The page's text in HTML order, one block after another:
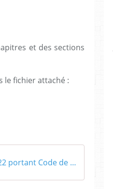
et des sections
le fichier attaché :
Loi no 2022-06 du 15 avril 2022 portant Code de l'aquaculture